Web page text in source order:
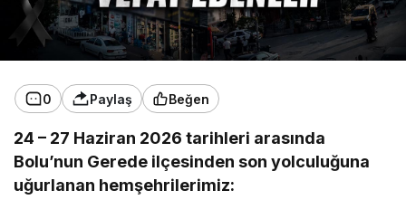
0 Paylaş Beğen
24 – 27 Haziran 2026 tarihleri arasında
Bolu’nun Gerede ilçesinden son yolculuğuna
uğurlanan hemşehrilerimiz: